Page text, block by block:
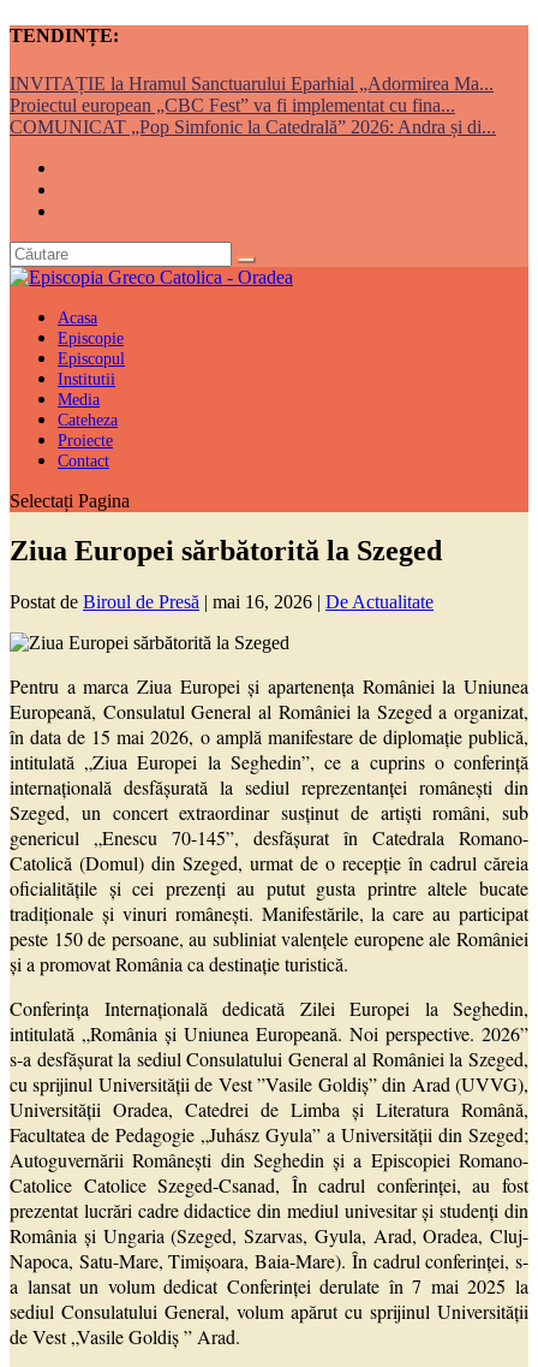
TENDINȚE:
INVITAȚIE la Hramul Sanctuarului Eparhial „Adormirea Ma...
Proiectul european „CBC Fest” va fi implementat cu fina...
COMUNICAT „Pop Simfonic la Catedrală” 2026: Andra și di...
Acasa
Episcopie
Episcopul
Institutii
Media
Cateheza
Proiecte
Contact
Selectați Pagina
Ziua Europei sărbătorită la Szeged
Postat de Biroul de Presă | mai 16, 2026 | De Actualitate
Pentru a marca Ziua Europei şi apartenenţa României la Uniunea
Europeană, Consulatul General al României la Szeged a organizat,
în data de 15 mai 2026, o amplă manifestare de diplomaţie publică,
intitulată „Ziua Europei la Seghedin”, ce a cuprins o conferință
internațională desfășurată la sediul reprezentanței românești din
Szeged, un concert extraordinar susţinut de artişti români, sub
genericul „Enescu 70-145”, desfăşurat în Catedrala Romano-
Catolică (Domul) din Szeged, urmat de o recepţie în cadrul căreia
oficialităţile şi cei prezenţi au putut gusta printre altele bucate
tradiţionale şi vinuri româneşti. Manifestările, la care au participat
peste 150 de persoane, au subliniat valenţele europene ale României
şi a promovat România ca destinaţie turistică.
Conferința Internațională dedicată Zilei Europei la Seghedin,
intitulată „România și Uniunea Europeană. Noi perspective. 2026”
s-a desfășurat la sediul Consulatului General al României la Szeged,
cu sprijinul Universității de Vest ”Vasile Goldiș” din Arad (UVVG),
Universității Oradea, Catedrei de Limba și Literatura Română,
Facultatea de Pedagogie „Juhász Gyula” a Universității din Szeged;
Autoguvernării Românești din Seghedin și a Episcopiei Romano-
Catolice Catolice Szeged-Csanad, În cadrul conferinței, au fost
prezentat lucrări cadre didactice din mediul univesitar și studenți din
România și Ungaria (Szeged, Szarvas, Gyula, Arad, Oradea, Cluj-
Napoca, Satu-Mare, Timișoara, Baia-Mare). În cadrul conferinței, s-
a lansat un volum dedicat Conferinței derulate în 7 mai 2025 la
sediul Consulatului General, volum apărut cu sprijinul Universității
de Vest „Vasile Goldiș ” Arad.